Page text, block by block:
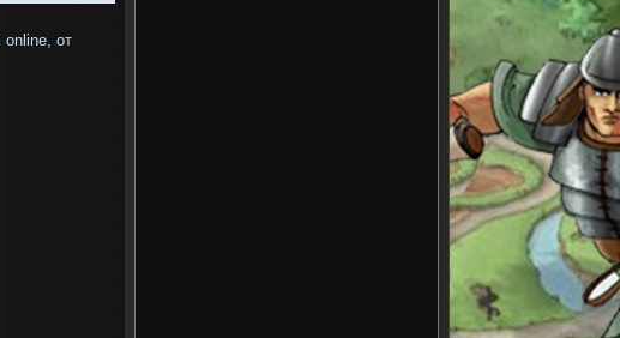
online, от